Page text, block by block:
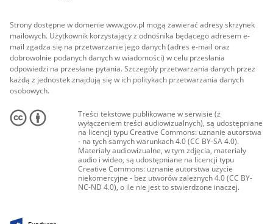
Strony dostępne w domenie www.gov.pl mogą zawierać adresy skrzynek
mailowych. Użytkownik korzystający z odnośnika będącego adresem e-
mail zgadza się na przetwarzanie jego danych (adres e-mail oraz
dobrowolnie podanych danych w wiadomości) w celu przesłania
odpowiedzi na przesłane pytania. Szczegóły przetwarzania danych przez
każdą z jednostek znajdują się w ich politykach przetwarzania danych
osobowych.
Treści tekstowe publikowane w serwisie (z
wyłączeniem treści audiowizualnych), są udostępniane
na licencji typu Creative Commons: uznanie autorstwa
- na tych samych warunkach 4.0 (CC BY-SA 4.0).
Materiały audiowizualne, w tym zdjęcia, materiały
audio i wideo, są udostępniane na licencji typu
Creative Commons: uznanie autorstwa użycie
niekomercyjne - bez utworów zależnych 4.0 (CC BY-
NC-ND 4.0), o ile nie jest to stwierdzone inaczej.